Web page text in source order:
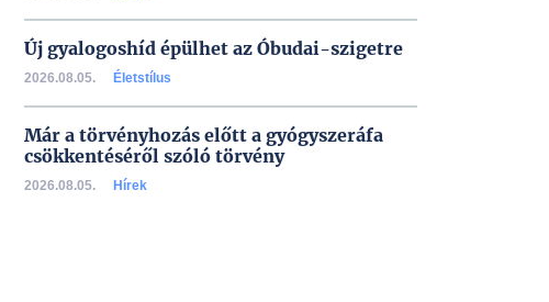
Új gyalogoshíd épülhet az Óbudai-szigetre
2026.08.05. Életstílus
Már a törvényhozás előtt a gyógyszeráfa
csökkentéséről szóló törvény
2026.08.05. Hírek